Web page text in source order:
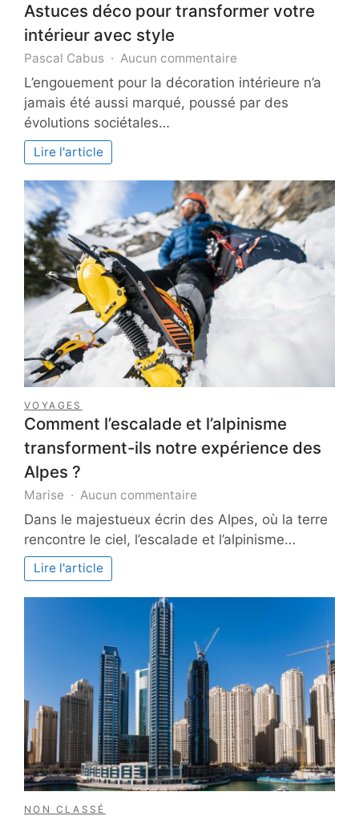
Astuces déco pour transformer votre
intérieur avec style
Pascal Cabus Aucun commentaire
Astuces
déco
pour
avec
style
L’engouement pour la décoration intérieure n’a
jamais été aussi marqué, poussé par des
évolutions sociétales…
Lire l'article
VOYAGES
Comment l’escalade et l’alpinisme
transforment-ils notre expérience des
Alpes ?
Marise Aucun commentaire
Comment
l’escalade
et
ils
expérience
des
Alpes
?
Dans le majestueux écrin des Alpes, où la terre
rencontre le ciel, l’escalade et l’alpinisme…
Lire l'article
NON CLASSÉ